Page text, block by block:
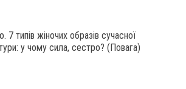
типів жіночих образів сучасної
у чому сила, сестро? (Повага)